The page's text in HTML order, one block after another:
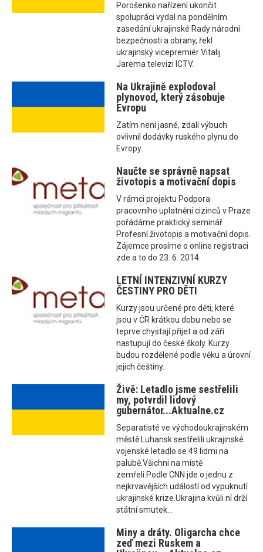
Porošenko nařízení ukončit
spolupráci vydal na pondělním
zasedání ukrajinské Rady národní
bezpečnosti a obrany, řekl
ukrajinský vicepremiér Vitalij
Jarema televizi ICTV.
Na Ukrajině explodoval
plynovod, který zásobuje
Evropu
Zatím není jasné, zdali výbuch
ovlivnil dodávky ruského plynu do
Evropy.
Naučte se správně napsat
životopis a motivační dopis
V rámci projektu Podpora
pracovního uplatnění cizinců v Praze
pořádáme praktický seminář
Profesní životopis a motivační dopis.
Zájemce prosíme o online registraci
zde a to do 23. 6. 2014.
LETNÍ INTENZIVNÍ KURZY
ČESTINY PRO DĚTI
Kurzy jsou určené pro děti, které
jsou v ČR krátkou dobu nebo se
teprve chystají přijet a od září
nastupují do české školy. Kurzy
budou rozdělené podle věku a úrovní
jejich češtiny.
Živě: Letadlo jsme sestřelili
my, potvrdil lidový
gubernátor...Aktualne.cz
Separatisté ve východoukrajinském
městě Luhansk sestřelili ukrajinské
vojenské letadlo se 49 lidmi na
palubě.Všichni na místě
zemřeli.Podle CNN jde o jednu z
nejkrvavějších událostí od vypuknutí
ukrajinské krize.Ukrajina kvůli ní drží
státní smutek...
Miny a dráty. Oligarcha chce
zeď mezi Ruskem a